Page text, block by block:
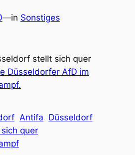
—in Sonstiges
stellt sich quer
Düsseldorfer AfD im
Antifa Düsseldorf
quer